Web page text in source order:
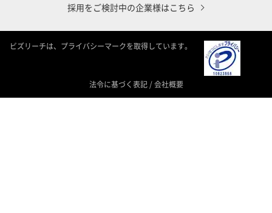
採用をご検討中の企業様はこちら
ビズリーチは、プライバシーマークを取得しています。
法令に基づく表記 /会社概要